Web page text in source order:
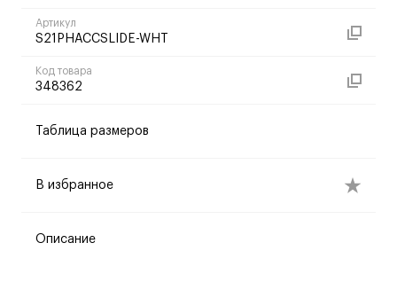
Артикул
S21PHACCSLIDE-WHT
Код товара
348362
Таблица размеров
В избранное
Описание